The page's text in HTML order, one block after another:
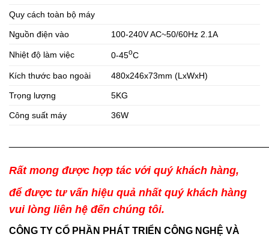
Quy cách toàn bộ máy
Nguồn điện vào 100-240V AC~50/60Hz 2.1A
Nhiệt độ làm việc 0-45oC
Kích thước bao ngoài 480x246x73mm (LxWxH)
Trọng lượng 5KG
Công suất máy 36W
Rất mong được hợp tác với quý khách hàng,
để được tư vấn hiệu quả nhất quý khách hàng
vui lòng liên hệ đến chúng tôi.
CÔNG TY CỔ PHẦN PHÁT TRIỂN CÔNG NGHỆ VÀ